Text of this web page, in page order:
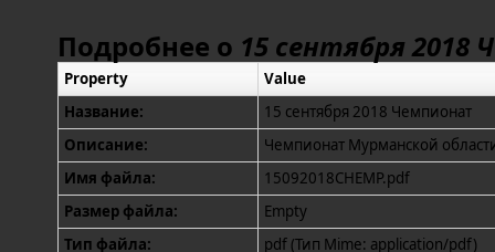
Подробнее о 15 сентября 2018
Property
Value
Название:
15 сентября 2018 Чемпионат
Описание:
Чемпионат Мурманской
Имя файла:
15092018CHEMP.pdf
Размер файла:
Empty
Тип файла:
pdf (Тип Mime: application/pdf)